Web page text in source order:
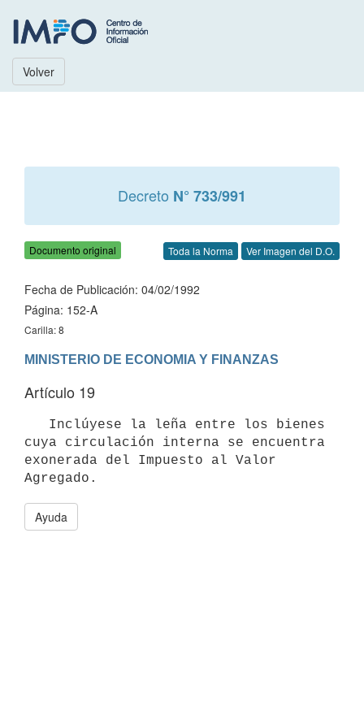
Volver
Decreto N° 733/991
Documento original Toda la Norma Ver Imagen del D.O.
Fecha de Publicación: 04/02/1992
Página: 152-A
Carilla: 8
MINISTERIO DE ECONOMIA Y FINANZAS
Artículo 19
cuya circulación interna se encuentra
exonerada del Impuesto al Valor
Agregado.
Ayuda